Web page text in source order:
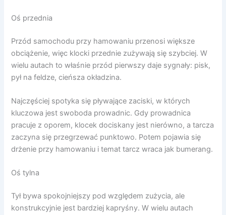
Oś przednia
Przód samochodu przy hamowaniu przenosi większe
obciążenie, więc klocki przednie zużywają się szybciej. W
wielu autach to właśnie przód pierwszy daje sygnały: pisk,
pył na feldze, cieńsza okładzina.
Najczęściej spotyka się pływające zaciski, w których
kluczowa jest swoboda prowadnic. Gdy prowadnica
pracuje z oporem, klocek dociskany jest nierówno, a tarcza
zaczyna się przegrzewać punktowo. Potem pojawia się
drżenie przy hamowaniu i temat tarcz wraca jak bumerang.
Oś tylna
Tył bywa spokojniejszy pod względem zużycia, ale
konstrukcyjnie jest bardziej kapryśny. W wielu autach